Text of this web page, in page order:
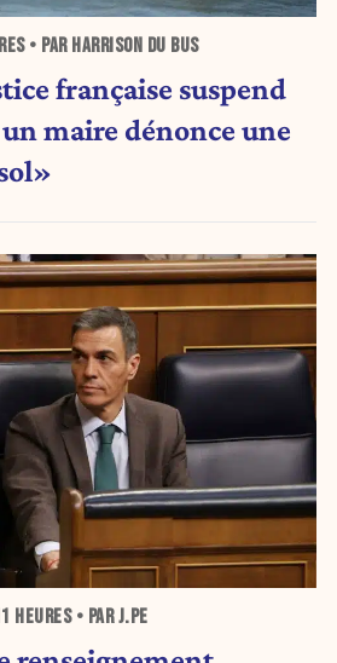
• PAR HARRISON DU BUS
française suspend
maire dénonce une
HEURES• PAR J.PE